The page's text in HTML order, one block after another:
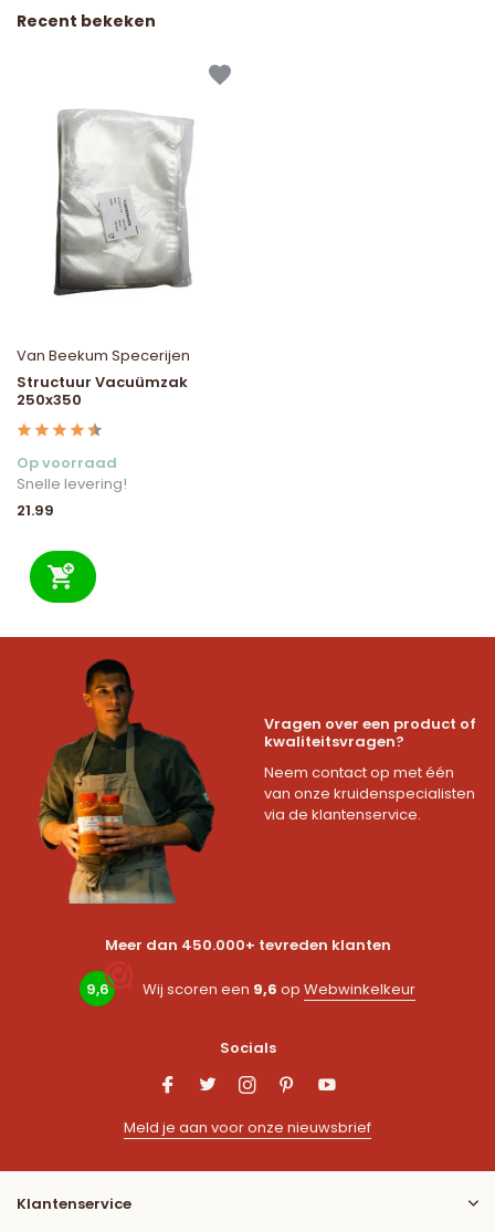
Recent bekeken
Van Beekum Specerijen
Structuur Vacuümzak
250x350
Op voorraad
Snelle levering!
21.99
Vragen over een product of
kwaliteitsvragen?
Neem contact op met één
van onze kruidenspecialisten
via de klantenservice.
Meer dan 450.000+ tevreden klanten
9,6 Wij scoren een 9,6 op Webwinkelkeur
Socials
Meld je aan voor onze nieuwsbrief
Klantenservice